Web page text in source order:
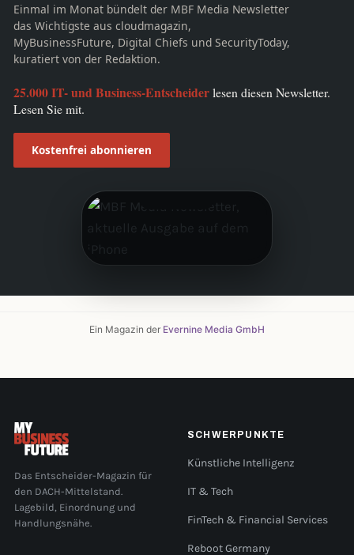
Einmal im Monat bündelt der MBF Media Newsletter
das Wichtigste aus cloudmagazin,
MyBusinessFuture, Digital Chiefs und SecurityToday,
kuratiert von der Redaktion.
25.000 IT- und Business-Entscheiderlesen diesen Newsletter.
Lesen Sie mit.
Kostenfrei abonnieren
Ein Magazin der Evernine Media GmbH
Das Entscheider-Magazin für
den DACH-Mittelstand.
Lagebild, Einordnung und
Handlungsnähe.
SCHWERPUNKTE
Künstliche Intelligenz
IT & Tech
FinTech & Financial Services
Reboot Germany